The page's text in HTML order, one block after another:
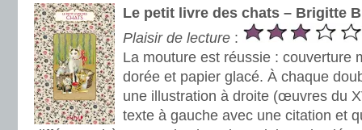
Le petit livre des chats – Brigitte
Plaisir de lecture :
La mouture est réussie : couverture
dorée et papier glacé. À chaque
une illustration à droite (œuvres du
texte à gauche avec une citation et